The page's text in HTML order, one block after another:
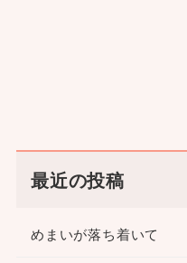
最近の投稿
めまいが落ち着いて